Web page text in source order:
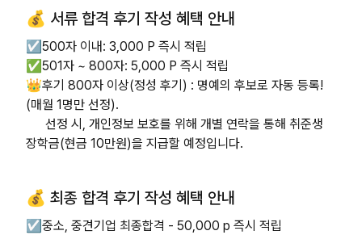
💰 서류 합격 후기 작성 혜택 안내
☑️500자 이내: 3,000 P 즉시 적립
✅501자 ~ 800자: 5,000 P 즉시 적립
👑후기 800자 이상(정성 후기) : 명예의 후보로 자동 등록!
(매월 1명만 선정).
선정 시, 개인정보 보호를 위해 개별 연락을 통해 취준생
장학금(현금 10만원)을 지급할 예정입니다.
💰 최종 합격 후기 작성 혜택 안내
☑️중소, 중견기업 최종합격 - 50,000 p 즉시 적립